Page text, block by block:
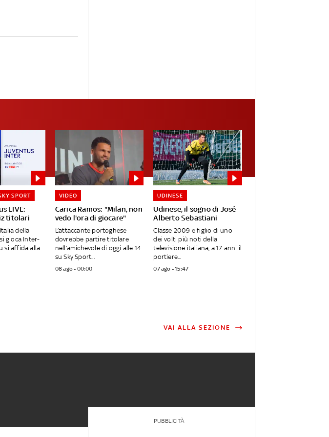
LIVE:
titolari
SPORT
della
gioca Inter-
si affida alla
Carica Ramos: "Milan, non
vedo l'ora di giocare"
VIDEO
L’attaccante portoghese
dovrebbe partire titolare
nell’amichevole di oggi alle 14
su Sky Sport...
08 ago - 00:00
Udinese, il sogno di José
Alberto Sebastiani
UDINESE
Classe 2009 e figlio di uno
dei volti più noti della
televisione italiana, a 17 anni il
portiere...
07 ago - 15:47
VAI ALLA SEZIONE
PUBBLICITÀ